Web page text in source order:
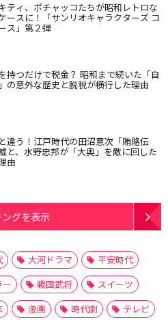
ティ、ポチャッコたちが昭和レトロな
ースに！「サンリオキャラクターズ コ
ス」第２弾
持つだけで税金？ 昭和まで続いた「自
の意外な歴史と脱税が横行した理由
違う！江戸時代の田沼意次「賄賂伝
と、水野忠邦が「大奥」を敵に回した
由
グを表示
大河ドラマ
平安時代
ー 戦国武将
スイーツ
漫画 時代劇
テレビ